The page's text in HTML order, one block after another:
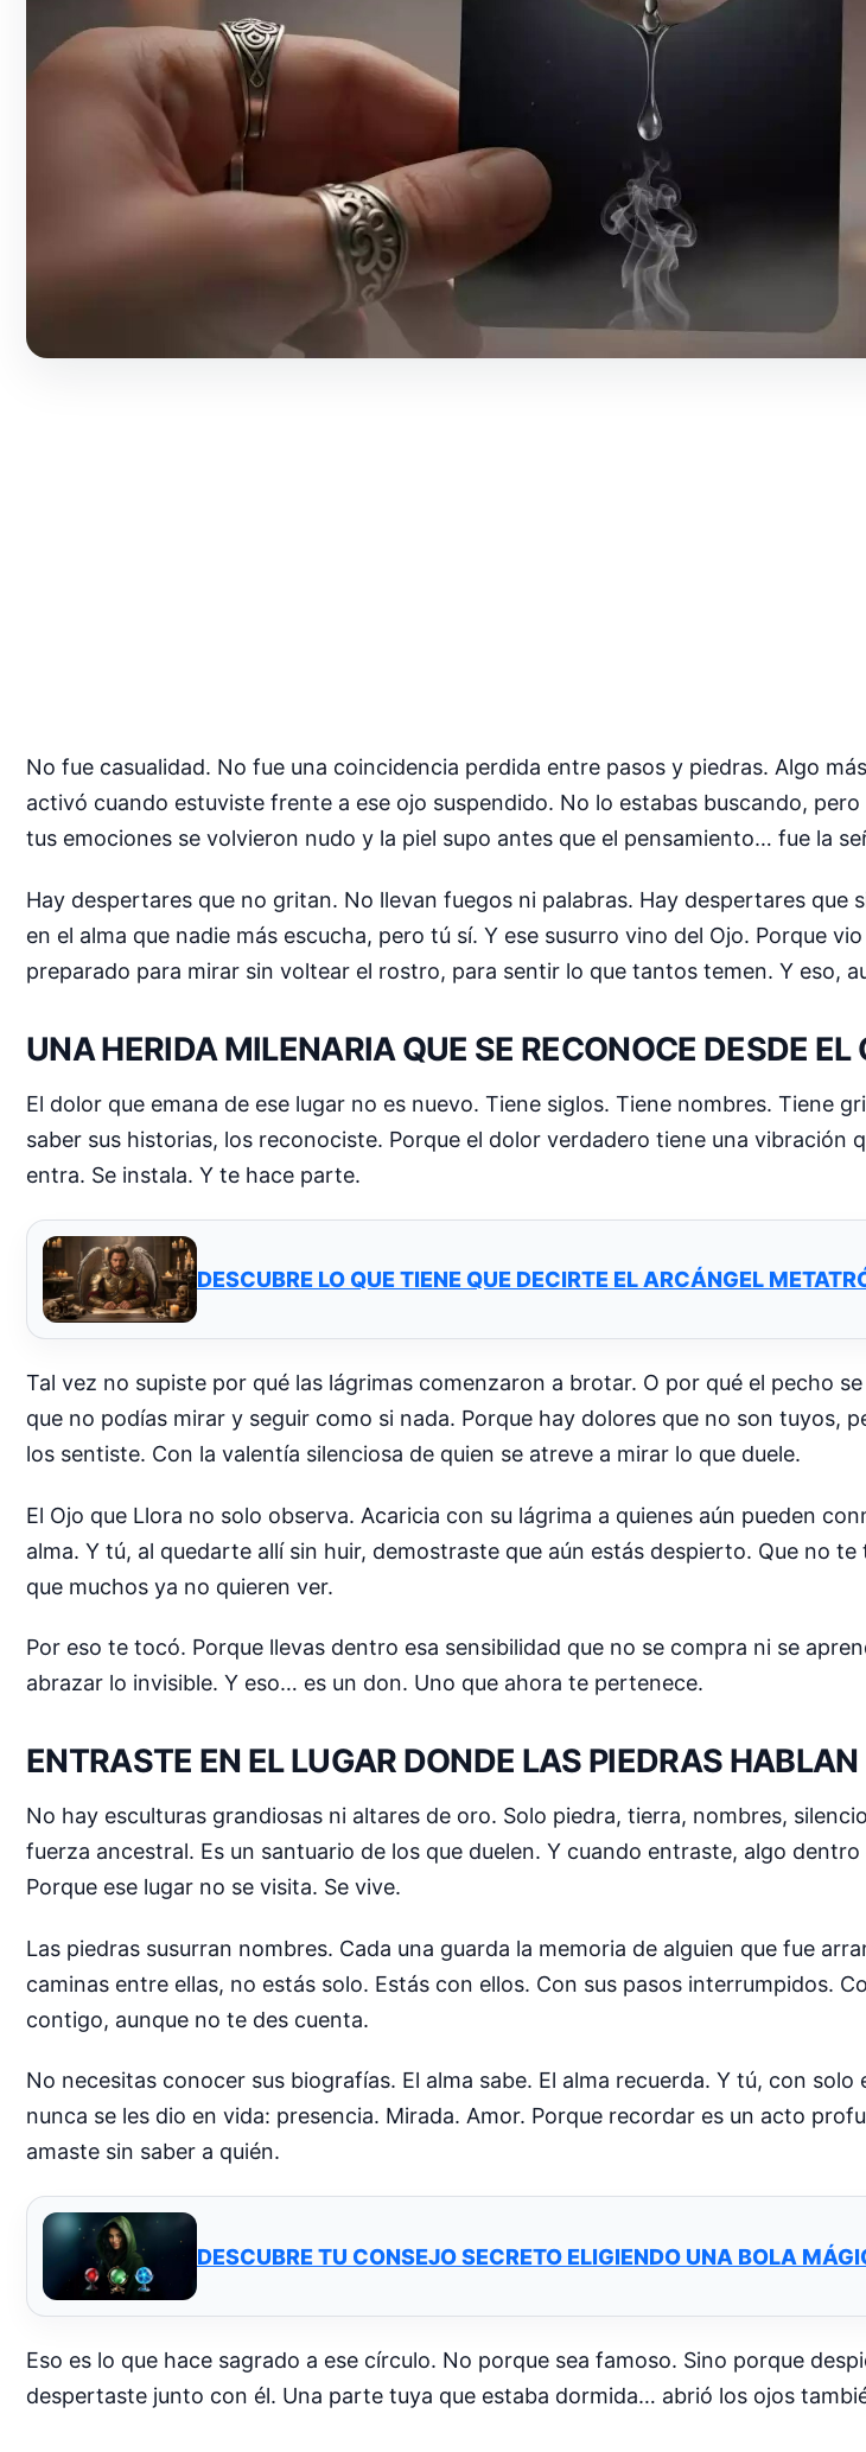
No fue casualidad. No fue una coincidencia perdida entre pasos y piedras. Algo
activó cuando estuviste frente a ese ojo suspendido. No lo estabas buscando,
tus emociones se volvieron nudo y la piel supo antes que el pensamiento… fue la
Hay despertares que no gritan. No llevan fuegos ni palabras. Hay despertares que
en el alma que nadie más escucha, pero tú sí. Y ese susurro vino del Ojo. Porque
preparado para mirar sin voltear el rostro, para sentir lo que tantos temen. Y eso,
UNA HERIDA MILENARIA QUE SE RECONOCE DESDE EL
El dolor que emana de ese lugar no es nuevo. Tiene siglos. Tiene nombres. Tiene
saber sus historias, los reconociste. Porque el dolor verdadero tiene una vibración
entra. Se instala. Y te hace parte.
DESCUBRE LO QUE TIENE QUE DECIRTE EL ARCÁNGEL
Tal vez no supiste por qué las lágrimas comenzaron a brotar. O por qué el pecho
que no podías mirar y seguir como si nada. Porque hay dolores que no son tuyos,
los sentiste. Con la valentía silenciosa de quien se atreve a mirar lo que duele.
El Ojo que Llora no solo observa. Acaricia con su lágrima a quienes aún pueden
alma. Y tú, al quedarte allí sin huir, demostraste que aún estás despierto. Que no
que muchos ya no quieren ver.
Por eso te tocó. Porque llevas dentro esa sensibilidad que no se compra ni se
abrazar lo invisible. Y eso… es un don. Uno que ahora te pertenece.
ENTRASTE EN EL LUGAR DONDE LAS PIEDRAS HABLAN
No hay esculturas grandiosas ni altares de oro. Solo piedra, tierra, nombres,
fuerza ancestral. Es un santuario de los que duelen. Y cuando entraste, algo
Porque ese lugar no se visita. Se vive.
Las piedras susurran nombres. Cada una guarda la memoria de alguien que fue
caminas entre ellas, no estás solo. Estás con ellos. Con sus pasos interrumpidos.
contigo, aunque no te des cuenta.
No necesitas conocer sus biografías. El alma sabe. El alma recuerda. Y tú, con
nunca se les dio en vida: presencia. Mirada. Amor. Porque recordar es un acto
amaste sin saber a quién.
DESCUBRE TU CONSEJO SECRETO ELIGIENDO UNA BOLA
Eso es lo que hace sagrado a ese círculo. No porque sea famoso. Sino porque
despertaste junto con él. Una parte tuya que estaba dormida… abrió los ojos